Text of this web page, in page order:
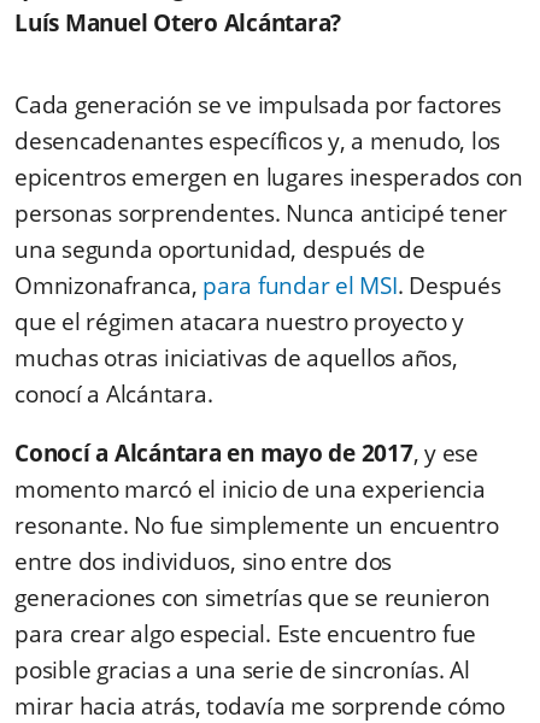
Luís Manuel Otero Alcántara?
Cada generación se ve impulsada por factores
desencadenantes específicos y, a menudo, los
epicentros emergen en lugares inesperados con
personas sorprendentes. Nunca anticipé tener
una segunda oportunidad, después de
Omnizonafranca, para fundar el MSI. Después
que el régimen atacara nuestro proyecto y
muchas otras iniciativas de aquellos años,
conocí a Alcántara.
Conocí a Alcántara en mayo de 2017, y ese
momento marcó el inicio de una experiencia
resonante. No fue simplemente un encuentro
entre dos individuos, sino entre dos
generaciones con simetrías que se reunieron
para crear algo especial. Este encuentro fue
posible gracias a una serie de sincronías. Al
mirar hacia atrás, todavía me sorprende cómo